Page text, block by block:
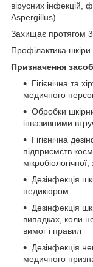
вірусних інфекцій,
Aspergillus).
Захищає протягом
Профілактика шкіри
Призначення
Гігієнічна та
медичного
Обробки
інвазивними
Гігієнічна
підприємств
Дезінфекція
педикюром
Дезінфекція
випадках, коли
вимог і правил
Дезінфекція
медичного